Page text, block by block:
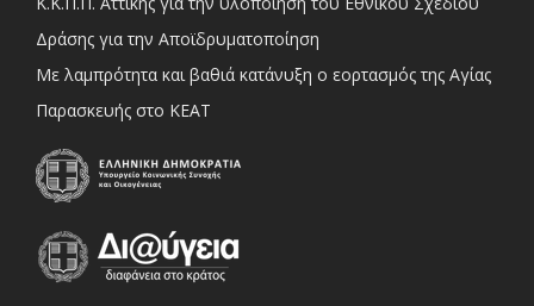
Δράσης για την Αποϊδρυματοποίηση
Με λαμπρότητα και βαθιά κατάνυξη ο εορτασμός της Αγίας
Παρασκευής στο ΚΕΑΤ